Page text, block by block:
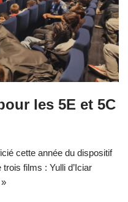
les 5E et 5C
cette année du dispositif
films : Yulli d’Iciar